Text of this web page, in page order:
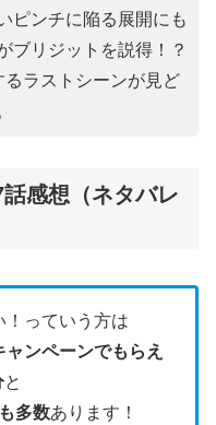
ピンチに陥る展開にも
ブリジットを説得！？
ラストシーンが見ど
話感想（ネタバレ
！っていう方は
ャンペーンでもらえ
と
多数あります！